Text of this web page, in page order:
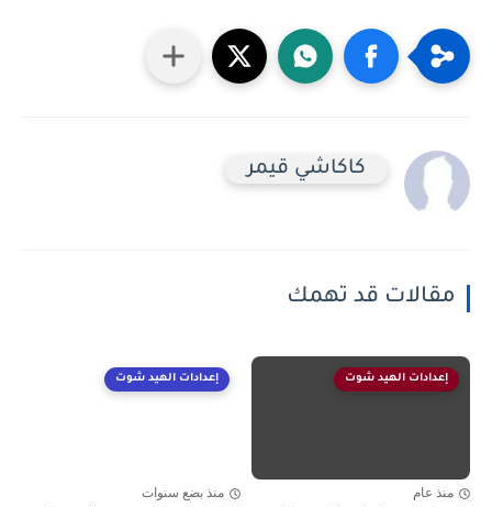
كاكاشي قيمر
قد تهمك
الهيد شوت إعدادات الهيد شوت
منذ بضع سنوات